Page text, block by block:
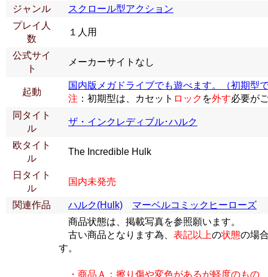
ジャンル
スクロール型アクション
プレイ人
数
１人用
公式サイ
ト
メーカーサイトなし
起動
国内版メガドライブでも遊べます。（初期型
注 ：初期型は、カセット ロック を外す必要が
同タイト
ル
ザ・インクレディブル･ハルク
欧タイト
ル
The Incredible Hulk
日タイト
ル
国内未発売
関連作品 ハルク(Hulk) マーベルコミックヒーローズ
商品状態は、掲載写真を参照願います。
古い商品となります為、 表記以上の状態の場
す。
・商品Ａ：擦り傷や変色があるが軽度のもの